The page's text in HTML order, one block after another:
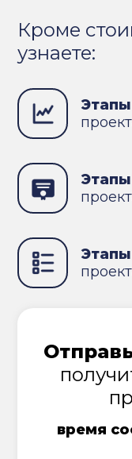
Кроме
узнаете:
время